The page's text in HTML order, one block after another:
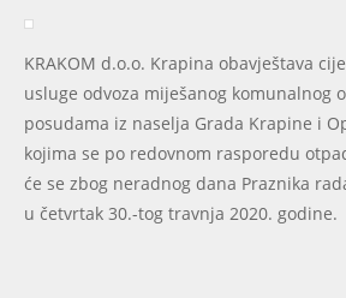
KRAKOM d.o.o. Krapina obavještava
usluge odvoza miješanog komunalnog
posudama iz naselja Grada Krapine i
kojima se po redovnom rasporedu
će se zbog neradnog dana Praznika
u četvrtak 30.-tog travnja 2020. godine.